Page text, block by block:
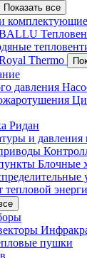
Показать все
комплектующие
BALLU
Thermo
давления
Ридан
и давления
Блочные
тепловой
пушки